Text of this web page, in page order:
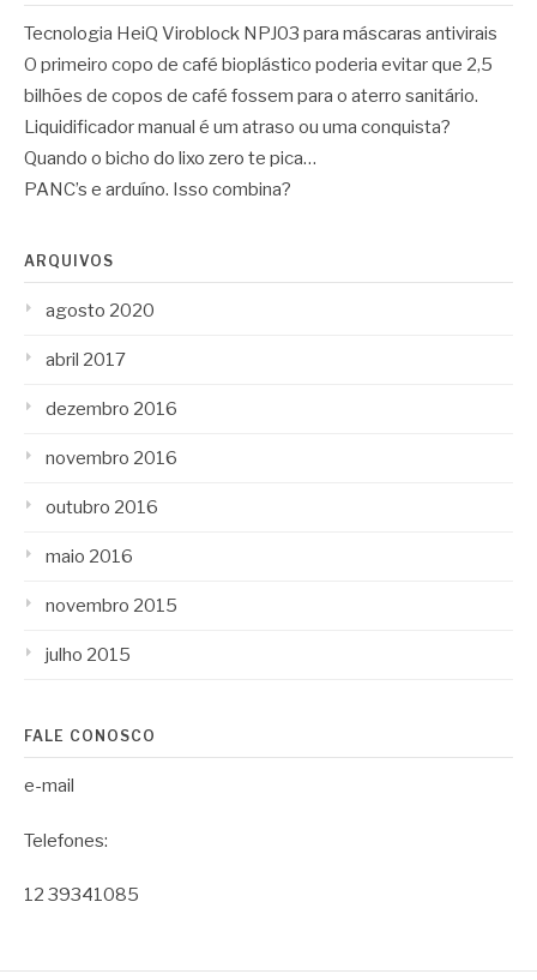
Tecnologia HeiQ Viroblock NPJ03 para máscaras antivirais
O primeiro copo de café bioplástico poderia evitar que 2,5
bilhões de copos de café fossem para o aterro sanitário.
Liquidificador manual é um atraso ou uma conquista?
Quando o bicho do lixo zero te pica…
PANC’s e arduíno. Isso combina?
ARQUIVOS
agosto 2020
abril 2017
dezembro 2016
novembro 2016
outubro 2016
maio 2016
novembro 2015
julho 2015
FALE CONOSCO
e-mail
Telefones:
12 39341085